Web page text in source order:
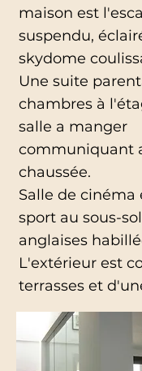
maison est
suspendu,
skydome
Une suite
chambres à
salle a manger
communiquant
chaussée.
Salle de cinéma
sport au sous-
anglaises
L'extérieur est
terrasses et